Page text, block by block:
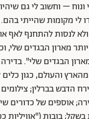
– וחשוב לי גם
לי מקומות שהייתי
לנסות להתחנף לאף
מארון הבגדים שלי,
הבגדים שלי".
והעולם, כגון
הדבש בברלין;
אוספים של כדורים